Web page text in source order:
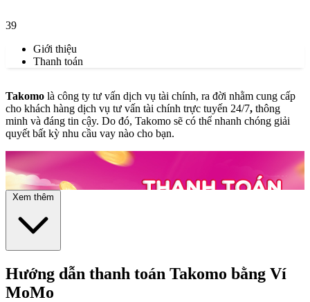
39
Giới thiệu
Thanh toán
Takomo là công ty tư vấn dịch vụ tài chính, ra đời nhằm cung cấp
cho khách hàng dịch vụ tư vấn tài chính trực tuyến 24/7, thông
minh và đáng tin cậy. Do đó, Takomo sẽ có thể nhanh chóng giải
quyết bất kỳ nhu cầu vay nào cho bạn.
Xem thêm
Hướng dẫn thanh toán Takomo bằng Ví
MoMo